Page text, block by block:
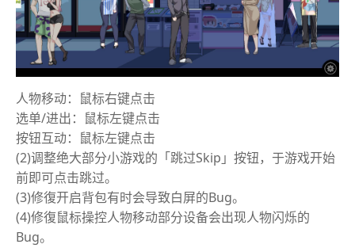
人物移动：鼠标右键点击
选单/进出：鼠标左键点击
按钮互动：鼠标左键点击
(2)调整绝大部分小游戏的「跳过Skip」按钮，于游戏开始
前即可点击跳过。
(3)修復开启背包有时会导致白屏的Bug。
(4)修復鼠标操控人物移动部分设备会出现人物闪烁的
Bug。